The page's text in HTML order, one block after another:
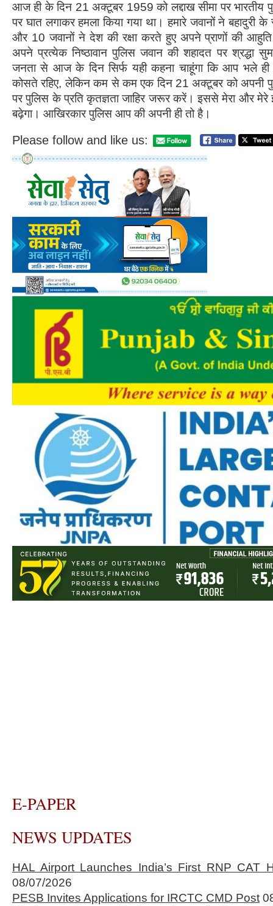
आज ही के दिन 21 अक्टूबर 1959 को लद्दाख सीमा पर भारतीय
पर घात लगाकर हमला किया गया था। हमारे जवानों ने बहादुरी
और 10 जवानों ने देश की रक्षा करते हुए अपने प्राणों की
अपने प्रत्येक निष्ठावान पुलिस जवान की शहादत पर श्रद्धा
जनता से आज के दिन सिर्फ यही कहना चाहूंगा कि आप भले
कोसते रहिए, लेकिन कम से कम एक दिन 21 अक्टूबर को अपनी
पर पुलिस के प्रति कृतज्ञता जाहिर जरूर करें। इससे मेरा और मेरे
बढ़ेगा। आखिरकार पुलिस आप की अपनी ही तो है।
Please follow and like us:
E-PAPER
NEWS UPDATES
HAL Airport Launches India’s First RNP CAT
08/07/2026
PESB Invites Applications for IRCTC CMD Post